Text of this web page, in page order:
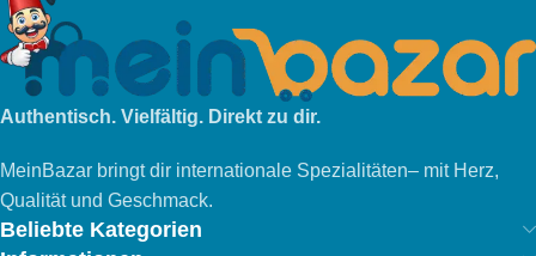
Authentisch. Vielfältig. Direkt zu dir.
MeinBazar bringt dir internationale Spezialitäten– mit Herz,
Qualität und Geschmack.
Beliebte Kategorien